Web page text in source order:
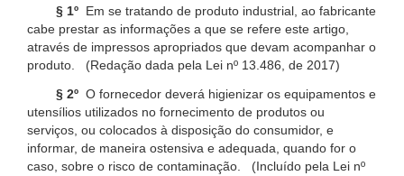
§ 1º Em se tratando de produto industrial, ao fabricante
cabe prestar as informações a que se refere este artigo,
através de impressos apropriados que devam acompanhar o
produto. (Redação dada pela Lei nº 13.486, de 2017)
§ 2º O fornecedor deverá higienizar os equipamentos e
utensílios utilizados no fornecimento de produtos ou
serviços, ou colocados à disposição do consumidor, e
informar, de maneira ostensiva e adequada, quando for o
caso, sobre o risco de contaminação. (Incluído pela Lei nº